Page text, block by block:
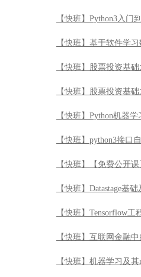
【快班】Python3入门
【快班】基于软件学
【快班】股票投资基
【快班】股票投资基
【快班】Python机器学
【快班】python3接口
【快班】【免费公开
【快班】Datastage基
【快班】Tensorflow
【快班】互联网金融
【快班】机器学习及